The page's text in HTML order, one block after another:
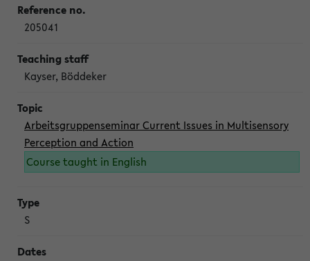
205041
Kayser, Böddeker
Arbeitsgruppenseminar Current Issues in Multisensory
Perception and Action
Course taught in English
S